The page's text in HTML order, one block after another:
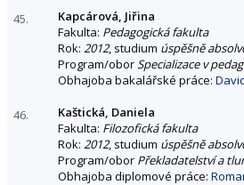
45.
Kapcárová, Jiřina
Fakulta: Pedagogická fakulta
Rok: 2012, studium úspěšně
Program/oborSpecializace v
Obhajoba bakalářské práce:
46.
Kaštická, Daniela
Fakulta: Filozofická fakulta
Rok: 2012, studium úspěšně
Program/obor Překladatelství a
Obhajoba diplomové práce: